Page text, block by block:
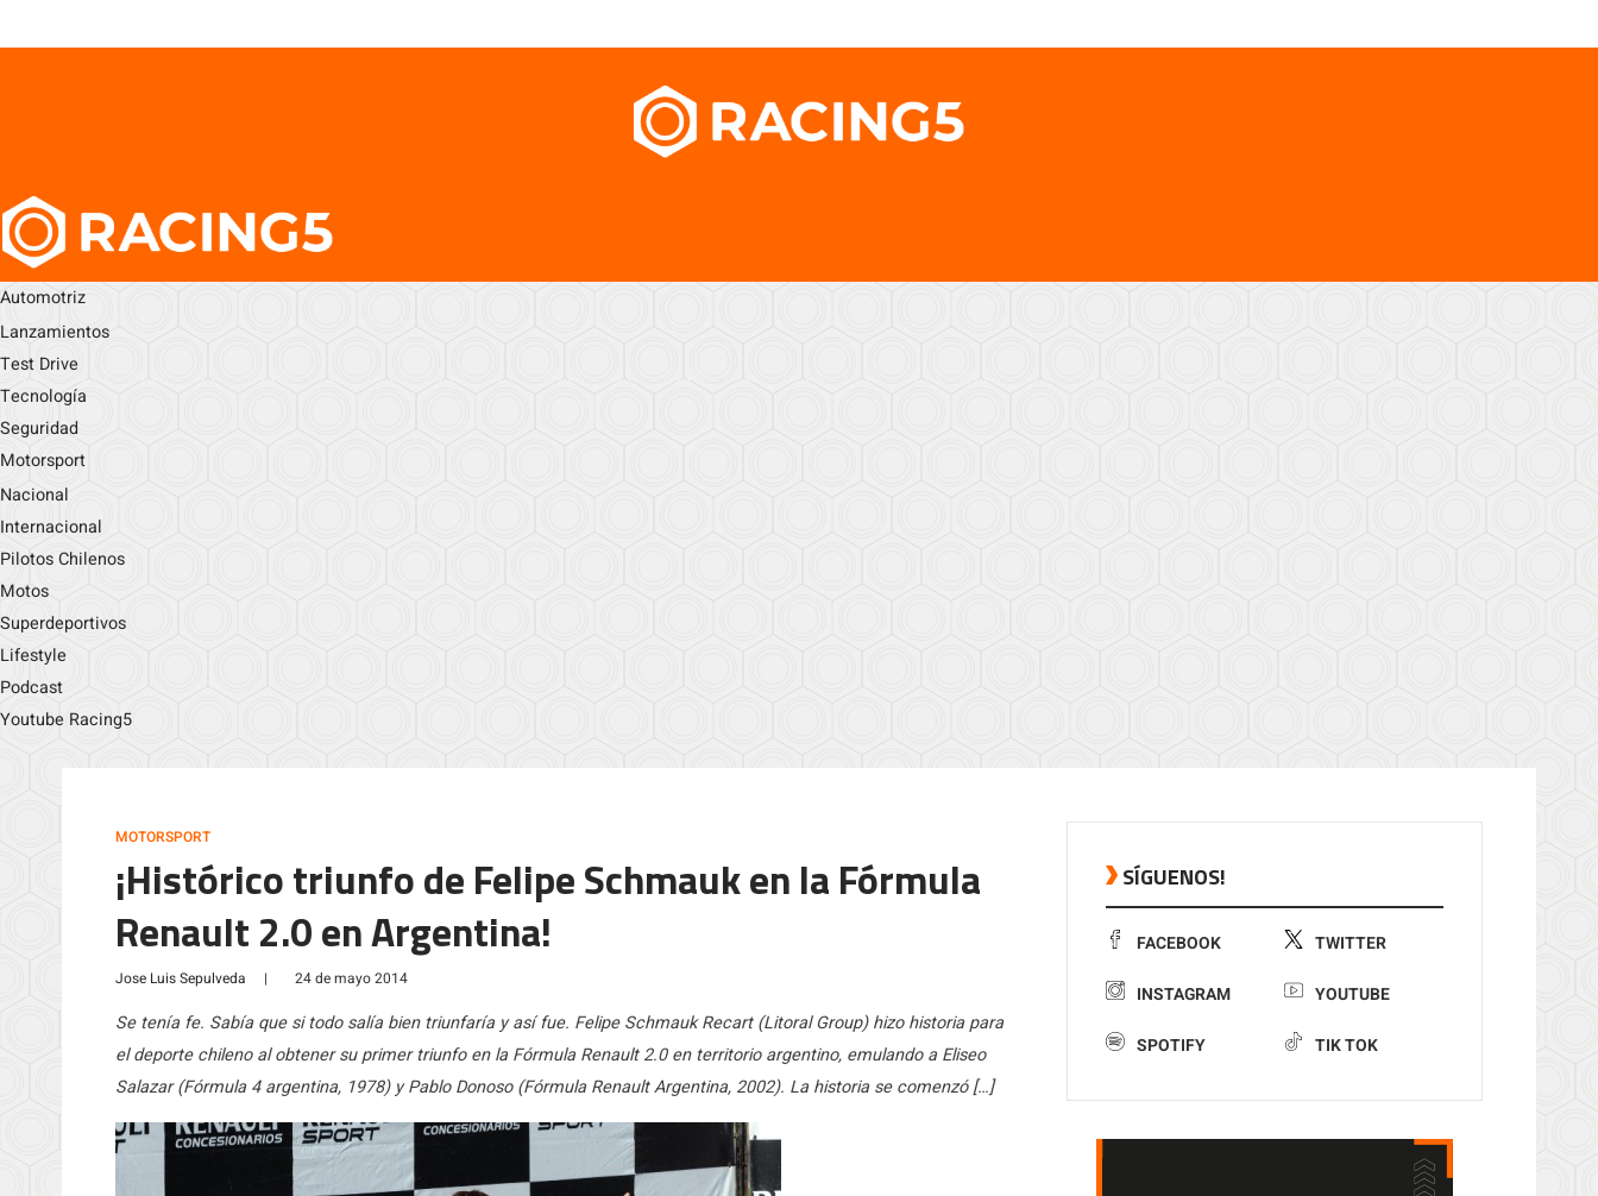
Automotriz
Lanzamientos
Test Drive
Tecnología
Seguridad
Motorsport
Nacional
Internacional
Pilotos Chilenos
Motos
Superdeportivos
Lifestyle
Podcast
Youtube Racing5
MOTORSPORT
¡Histórico triunfo de Felipe Schmauk en la Fórmula
Renault 2.0 en Argentina!
Jose Luis Sepulveda | 24 de mayo 2014
Se tenía fe. Sabía que si todo salía bien triunfaría y así fue. Felipe Schmauk Recart (Litoral Group) hizo historia para
el deporte chileno al obtener su primer triunfo en la Fórmula Renault 2.0 en territorio argentino, emulando a Eliseo
Salazar (Fórmula 4 argentina, 1978) y Pablo Donoso (Fórmula Renault Argentina, 2002). La historia se comenzó […]
SÍGUENOS!
FACEBOOK TWITTER
INSTAGRAM YOUTUBE
SPOTIFY TIK TOK